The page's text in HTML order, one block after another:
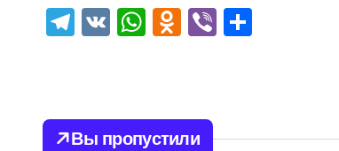
Telegram
VK WhatsApp
Odnoklassniki
Viber
Вы пропустили